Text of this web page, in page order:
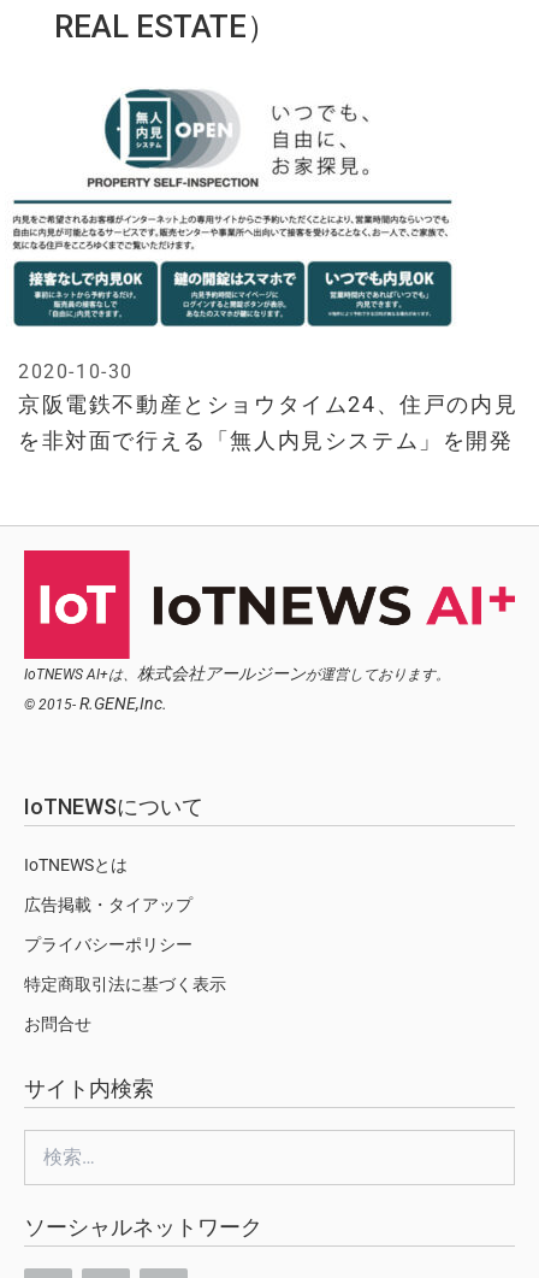
REAL ESTATE）
京阪電鉄不動産とショウタイム24、住戸の内見
を非対面で行える「無人内見システム」を開発
2020-10-30
IoTNEWS AI+は、 株式会社アールジーンが運営しております。
© 2015- R.GENE,Inc.
IoTNEWSについて
IoTNEWSとは
広告掲載・タイアップ
プライバシーポリシー
特定商取引法に基づく表示
お問合せ
サイト内検索
索:
ソーシャルネットワーク